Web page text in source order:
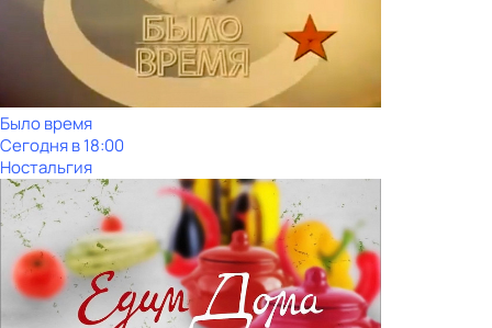
Было время
Сегодня в 18:00
Ностальгия